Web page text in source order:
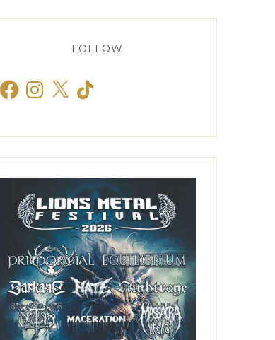
FOLLOW
FacebookInstagram
X TikTok